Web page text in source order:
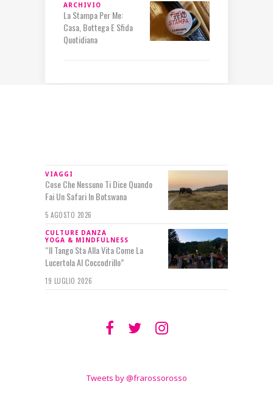
ARCHIVIO
La Stampa Per Me:
Casa, Bottega E Sfida
Quotidiana
VIAGGI
Cose Che Nessuno Ti Dice Quando
Fai Un Safari In Botswana
5 AGOSTO 2026
CULTURE DANZA
YOGA & MINDFULNESS
“Il Tango Sta Alla Vita Come La
Lucertola Al Coccodrillo”
19 LUGLIO 2026
Tweets by @frarossorosso